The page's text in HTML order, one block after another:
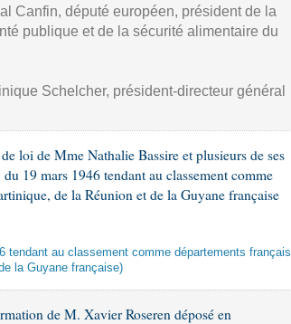
Canfin, député européen, président de la
publique et de la sécurité alimentaire du
Schelcher, président-directeur général
loi de Mme Nathalie Bassire et plusieurs de ses
19 mars 1946 tendant au classement comme
de la Réunion et de la Guyane française
tendant au classement comme départements français
la Guyane française)
de M. Xavier Roseren déposé en